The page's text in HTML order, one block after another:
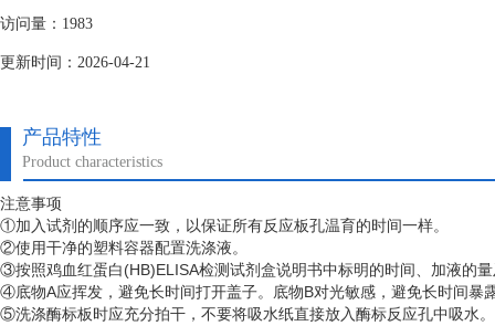
访问量：1983
更新时间：2026-04-21
产品特性
Product characteristics
注意事项
①加入试剂的顺序应一致，以保证所有反应板孔温育的时间一样。
②使用干净的塑料容器配置洗涤液。
③按照鸡血红蛋白(HB)ELISA检测试剂盒说明书中标明的时间、加液的
④底物A应挥发，避免长时间打开盖子。底物B对光敏感，避免长时间暴
⑤洗涤酶标板时应充分拍干，不要将吸水纸直接放入酶标反应孔中吸水。